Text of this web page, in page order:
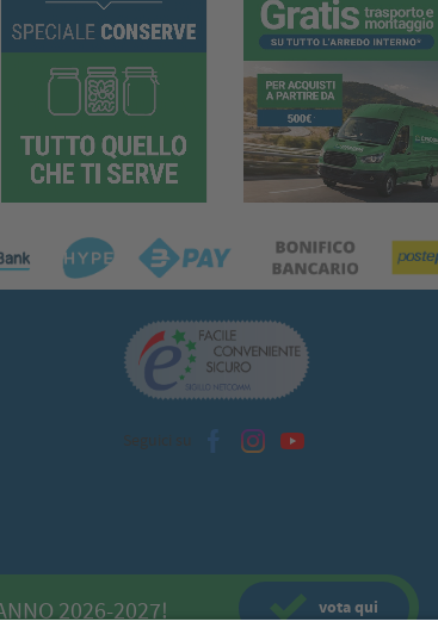
Seguici su
2026-2027! votaqui